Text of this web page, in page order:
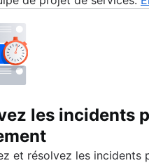
les incidents
et résolvez les incidents